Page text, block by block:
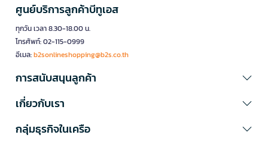
ศูนย์บริการลูกค้าบีทูเอส
ทุกวัน เวลา 8.30-18.00 น.
โทรศัพท์: 02-115-0999
อีเมล:b2sonlineshopping@b2s.co.th
การสนับสนุนลูกค้า
เกี่ยวกับเรา
กลุ่มธุรกิจในเครือ